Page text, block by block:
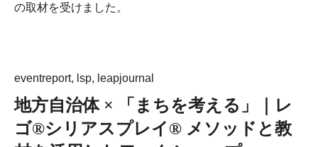
の取材を受けました。
eventreport, lsp, leapjournal
地方自治体 × 「まちを考える」｜レ
ゴ®シリアスプレイ® メソッドと教